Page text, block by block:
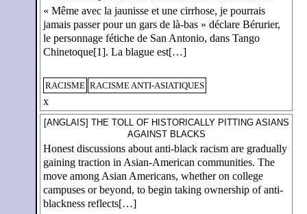
« Même avec la jaunisse et une cirrhose, je pourrais
jamais passer pour un gars de là-bas » déclare Bérurier,
le personnage fétiche de San Antonio, dans Tango
Chinetoque[1]. La blague est[…]
RACISME RACISME ANTI-ASIATIQUES
x
[ANGLAIS] THE TOLL OF HISTORICALLY PITTING ASIANS
AGAINST BLACKS
Honest discussions about anti-black racism are gradually
gaining traction in Asian-American communities. The
move among Asian Americans, whether on college
campuses or beyond, to begin taking ownership of anti-
blackness reflects[…]